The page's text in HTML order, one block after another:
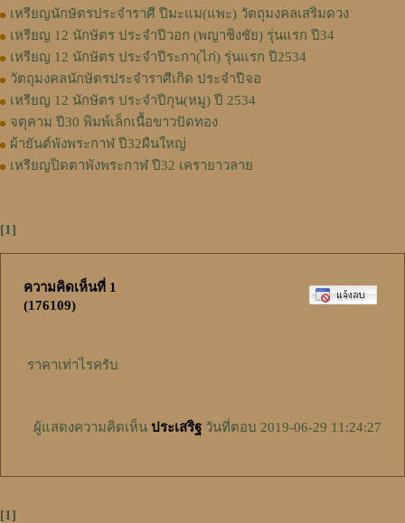
เหรียญนักษัตรประจำราศี ปีมะแม(แพะ) วัตถุมงคลเสริมดวง
เหรียญ 12 นักษัตร ประจำปีวอก (พญาชิงชัย) รุ่นแรก ปี34
เหรียญ 12 นักษัตร ประจำปีระกา(ไก่) รุ่นแรก ปี2534
วัตถุมงคลนักษัตรประจำราศีเกิด ประจำปีจอ
เหรียญ 12 นักษัตร ประจำปีกุน(หมู) ปี 2534
จตุคาม ปี30 พิมพ์เล็กเนื้อขาวปัดทอง
ผ้ายันต์พังพระกาฬ ปี32ผืนใหญ่
เหรียญปิดตาพังพระกาฬ ปี32 เครายาวลาย
[1]
ความคิดเห็นที่ 1
(176109)
ราคาเท่าไรครับ
ผู้แสดงความคิดเห็น ประเสริฐ วันที่ตอบ 2019-06-29 11:24:27
[1]